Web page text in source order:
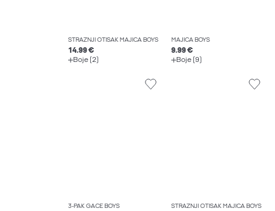
STRAŽNJI OTISAK MAJICA BOYS
14.99 €
Boje (2)
MAJICA BOYS
9.99 €
Boje (9)
3-PAK GAĆE BOYS STRAŽNJI OTISAK MAJICA BOYS